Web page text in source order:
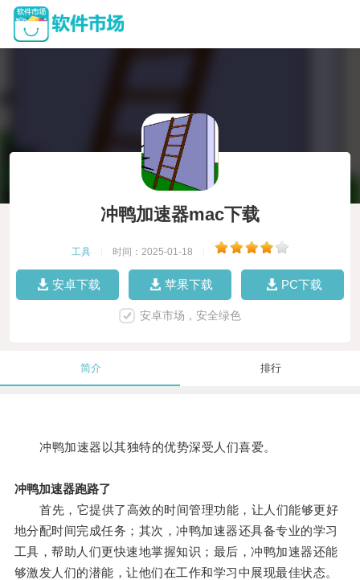
冲鸭加速器mac下载
工具 时间：2025-01-18
安卓下载 苹果下载 PC下载
安卓市场，安全绿色
简介 排行
冲鸭加速器以其独特的优势深受人们喜爱。
冲鸭加速器跑路了
首先，它提供了高效的时间管理功能，让人们能够更好
地分配时间完成任务；其次，冲鸭加速器还具备专业的学习
工具，帮助人们更快速地掌握知识；最后，冲鸭加速器还能
够激发人们的潜能，让他们在工作和学习中展现最佳状态。